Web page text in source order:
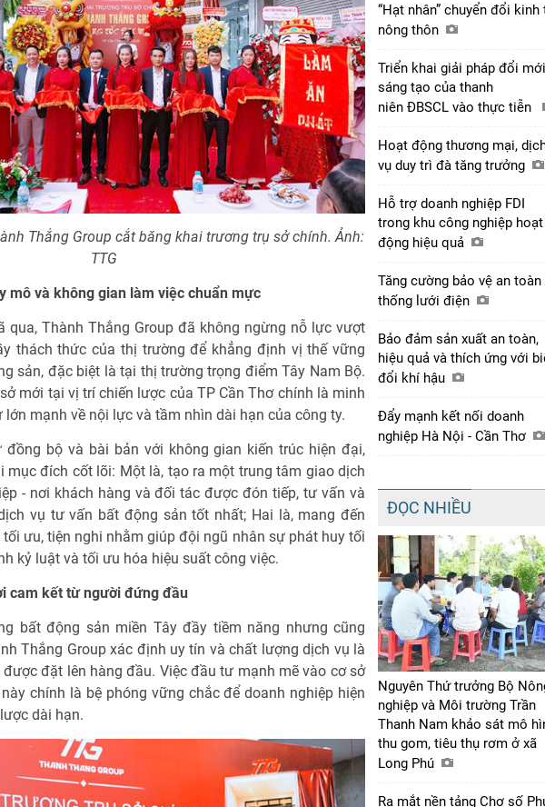
Thắng Group cắt băng khai trương trụ sở chính. Ảnh:
TTG
mô và không gian làm việc chuẩn mực
qua, Thành Thắng Group đã không ngừng nỗ lực vượt
thách thức của thị trường để khẳng định vị thế vững
sản, đặc biệt là tại thị trường trọng điểm Tây Nam Bộ.
mới tại vị trí chiến lược của TP Cần Thơ chính là minh
mạnh về nội lực và tầm nhìn dài hạn của công ty.
bộ và bài bản với không gian kiến trúc hiện đại,
mục đích cốt lõi: Một là, tạo ra một trung tâm giao dịch
- nơi khách hàng và đối tác được đón tiếp, tư vấn và
vụ tư vấn bất động sản tốt nhất; Hai là, mang đến
ưu, tiện nghi nhằm giúp đội ngũ nhân sự phát huy tối
kỷ luật và tối ưu hóa hiệu suất công việc.
cam kết từ người đứng đầu
bất động sản miền Tây đầy tiềm năng nhưng cũng
Thắng Group xác định uy tín và chất lượng dịch vụ là
đặt lên hàng đầu. Việc đầu tư mạnh mẽ vào cơ sở
chính là bệ phóng vững chắc để doanh nghiệp hiện
dài hạn.
“Hạt nhân” chuyển đổi kinh
nông thôn
Triển khai giải pháp đổi mới
sáng tạo của thanh
niên ĐBSCL vào thực tiễn
Hoạt động thương mại,
vụ duy trì đà tăng trưởng
Hỗ trợ doanh nghiệp FDI
trong khu công nghiệp hoạt
động hiệu quả
Tăng cường bảo vệ an toàn
thống lưới điện
Bảo đảm sản xuất an toàn,
hiệu quả và thích ứng với
đổi khí hậu
Đẩy mạnh kết nối doanh
nghiệp Hà Nội - Cần Thơ
ĐỌC NHIỀU
Nguyên Thứ trưởng Bộ
nghiệp và Môi trường Trần
Thanh Nam khảo sát mô
thu gom, tiêu thụ rơm ở xã
Long Phú
Ra mắt nền tảng Chợ số